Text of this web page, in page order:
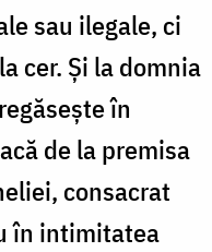
sau ilegale, ci
cer. Şi la domnia
în
de la premisa
consacrat
în intimitatea